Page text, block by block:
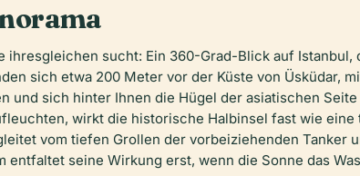
sucht: Ein 360-Grad-Blick auf Istanbul,
sich etwa 200 Meter vor der Küste von Üsküdar,
sich hinter Ihnen die Hügel der asiatischen
wirkt die historische Halbinsel fast wie eine
vom tiefen Grollen der vorbeiziehenden Tanker
seine Wirkung erst, wenn die Sonne das